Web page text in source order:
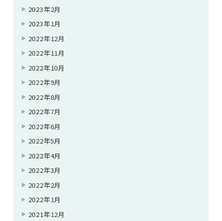
2023年2月
2023年1月
2022年12月
2022年11月
2022年10月
2022年9月
2022年8月
2022年7月
2022年6月
2022年5月
2022年4月
2022年3月
2022年2月
2022年1月
2021年12月